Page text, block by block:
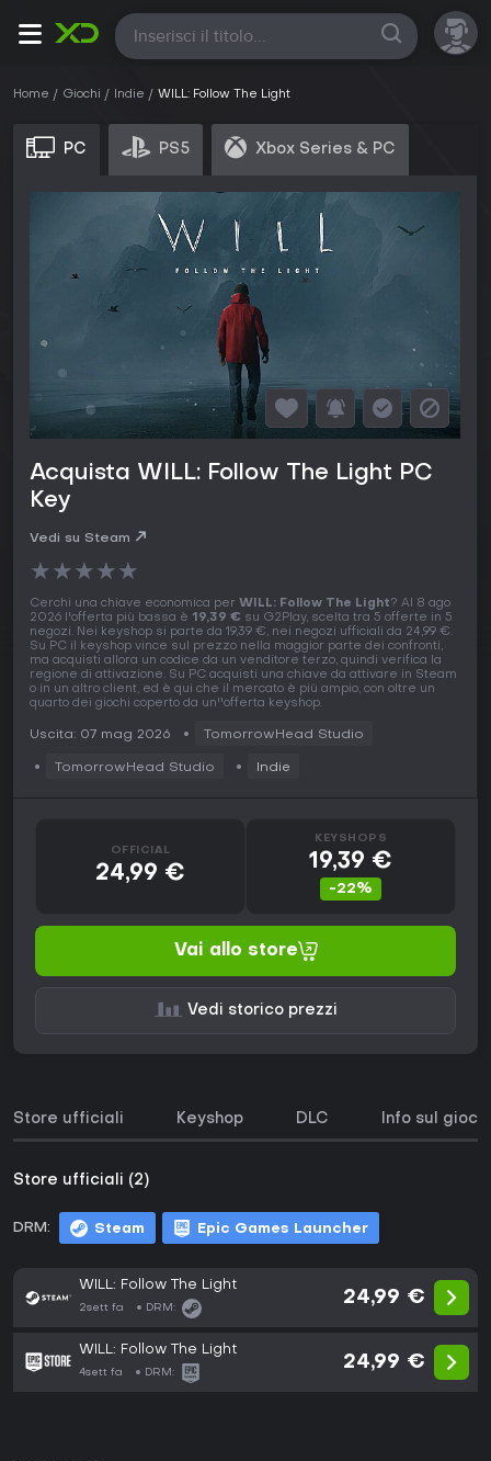
Tutte
Home Giochi Indie WILL: Follow The Light
PC PS5 Xbox Series & PC
Acquista WILL: Follow The Light PC
Key
Vedi su Steam
★★★★★
Cerchi una chiave economica per WILL: Follow The Light? Al 8 ago
2026 l'offerta più bassa è 19,39 € su G2Play, scelta tra 5 offerte in 5
negozi. Nei keyshop si parte da 19,39 €, nei negozi ufficiali da 24,99 €.
Su PC il keyshop vince sul prezzo nella maggior parte dei confronti,
ma acquisti allora un codice da un venditore terzo, quindi verifica la
regione di attivazione. Su PC acquisti una chiave da attivare in Steam
o in un altro client, ed è qui che il mercato è più ampio, con oltre un
quarto dei giochi coperto da un''offerta keyshop.
Uscita: 07 mag 2026 TomorrowHead Studio
TomorrowHead Studio Indie
OFFICIAL
24,99 €
KEYSHOPS
19,39 €
-22%
Vai allo store
Vedi storico prezzi
Store ufficiali Keyshop DLC Info sul gioco
Store ufficiali (2)
DRM: Steam Epic Games Launcher
WILL: Follow The Light
2sett fa DRM:
24,99 €
WILL: Follow The Light
4sett fa DRM:
24,99 €